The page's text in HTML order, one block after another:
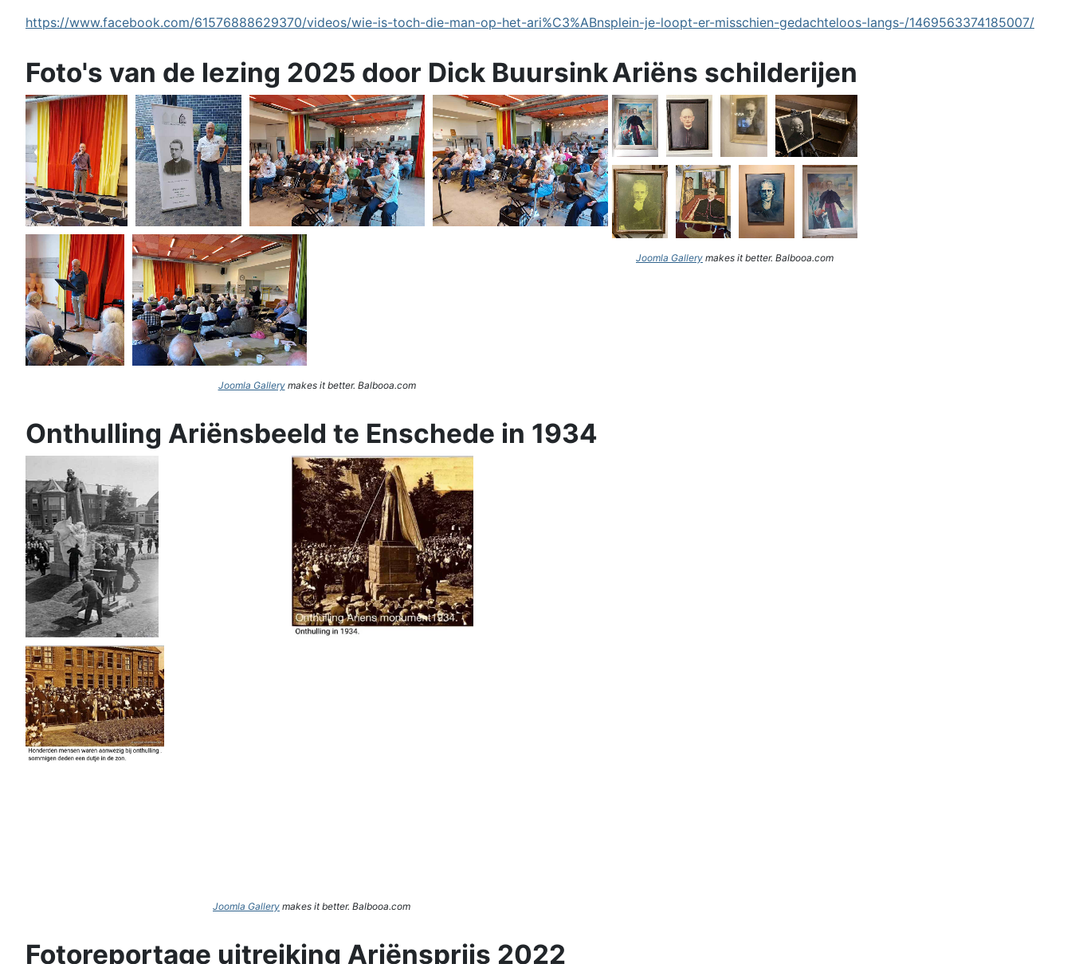
https://www.facebook.com/61576888629370/videos/wie-is-toch-die-man-op-het-ari%C3%ABnsplein-je-loopt-er-misschien-gedachteloos-langs-/1469563374185007/
Foto's van de lezing 2025 door Dick Buursink
Joomla Gallerymakes it better. Balbooa.com
Ariëns schilderijen
Joomla Gallery makes it better. Balbooa.com
Onthulling Ariënsbeeld te Enschede in 1934
Joomla Gallery makes it better. Balbooa.com
Fotoreportage uitreiking Ariënsprijs 2022